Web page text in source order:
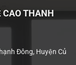
CAO THANH
Đông, Huyện Củ